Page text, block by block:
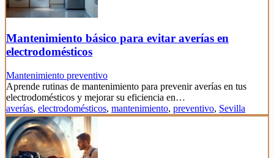
Mantenimiento básico para evitar averías en
electrodomésticos
Mantenimiento preventivo
Aprende rutinas de mantenimiento para prevenir averías en tus
electrodomésticos y mejorar su eficiencia en…
averías, electrodomésticos, mantenimiento, preventivo, Sevilla